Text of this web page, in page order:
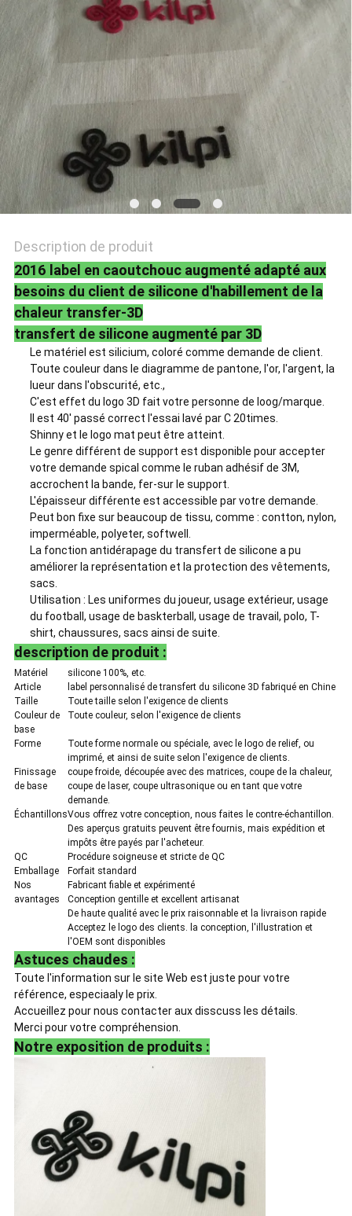
PLAN
DU
SITE
POLITIQUE
DE
CONFIDENTIALITÉ
Description de produit
2016 label en caoutchouc augmenté adapté aux
besoins du client de silicone d'habillement de la
chaleur transfer-3D
transfert de silicone augmenté par 3D
Le matériel est silicium, coloré comme demande de client.
Toute couleur dans le diagramme de pantone, l'or, l'argent, la
lueur dans l'obscurité, etc.,
C'est effet du logo 3D fait votre personne de loog/marque.
Il est 40' passé correct l'essai lavé par C 20times.
Shinny et le logo mat peut être atteint.
Le genre différent de support est disponible pour accepter
votre demande spical comme le ruban adhésif de 3M,
accrochent la bande, fer-sur le support.
L'épaisseur différente est accessible par votre demande.
Peut bon fixe sur beaucoup de tissu, comme : contton, nylon,
imperméable, polyeter, softwell.
La fonction antidérapage du transfert de silicone a pu
améliorer la représentation et la protection des vêtements,
sacs.
Utilisation : Les uniformes du joueur, usage extérieur, usage
du football, usage de baskterball, usage de travail, polo, T-
shirt, chaussures, sacs ainsi de suite.
description de produit :
Matériel
silicone 100%, etc.
Article
label personnalisé de transfert du silicone 3D fabriqué en Chine
Taille
Toute taille selon l'exigence de clients
Couleur de
base
Toute couleur, selon l'exigence de clients
Forme
Toute forme normale ou spéciale, avec le logo de relief, ou
imprimé, et ainsi de suite selon l'exigence de clients.
Finissage
de base
coupe froide, découpée avec des matrices, coupe de la chaleur,
coupe de laser, coupe ultrasonique ou en tant que votre
demande.
ÉchantillonsVous offrez votre conception, nous faites le contre-échantillon.
Des aperçus gratuits peuvent être fournis, mais expédition et
impôts être payés par l'acheteur.
QC
Procédure soigneuse et stricte de QC
Emballage
Forfait standard
Nos
avantages
Fabricant fiable et expérimenté
Conception gentille et excellent artisanat
De haute qualité avec le prix raisonnable et la livraison rapide
Acceptez le logo des clients. la conception, l'illustration et
l'OEM sont disponibles
Astuces chaudes :
Toute l'information sur le site Web est juste pour votre
référence, especiaaly le prix.
Accueillez pour nous contacter aux disscuss les détails.
Merci pour votre compréhension.
Notre exposition de produits :